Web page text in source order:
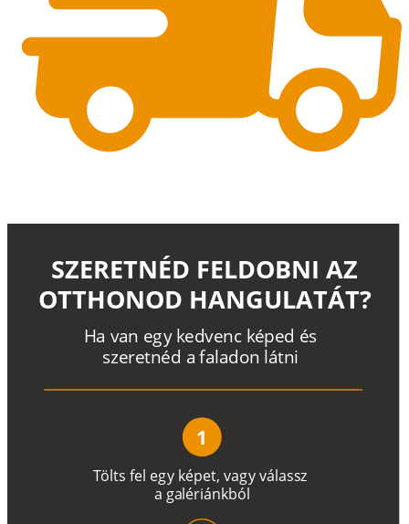
Tölts fel egy képet, vagyválassz
a galériánkból
Ha van egy kedvenc képed és
szeretnéd a faladon látni
SZERETNÉD FELDOBNI AZ
OTTHONOD HANGULATÁT?
1